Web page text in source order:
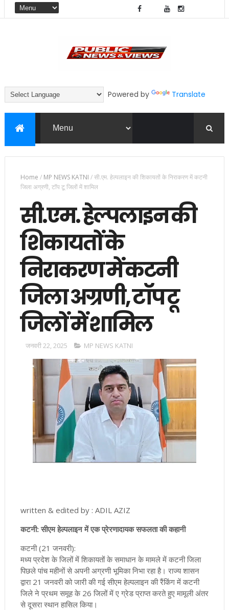
Powered by Translate
Home / MP NEWS KATNI /सी.एम. हेल्पलाइन की शिकायतों के निराकरण में कटनी
जिला अग्रणी, टॉप टू जिलों में शामिल
सी.एम. हेल्पलाइन की
शिकायतों के
निराकरण में कटनी
जिला अग्रणी, टॉप टू
जिलों में शामिल
जनवरी 22, 2025 MP NEWS KATNI
written & edited by : ADIL AZIZ
कटनी: सीएम हेल्पलाइन में एक प्रेरणादायक सफलता की कहानी
कटनी (21 जनवरी):
मध्य प्रदेश के जिलों में शिकायतों के समाधान के मामले में कटनी जिला
पिछले पांच महीनों से अपनी अग्रणी भूमिका निभा रहा है। राज्य शासन
द्वारा 21 जनवरी को जारी की गई सीएम हेल्पलाइन की रैंकिंग में कटनी
जिले ने प्रथम समूह के 26 जिलों में ए ग्रेड प्राप्त करते हुए मामूली अंतर
से दूसरा स्थान हासिल किया।